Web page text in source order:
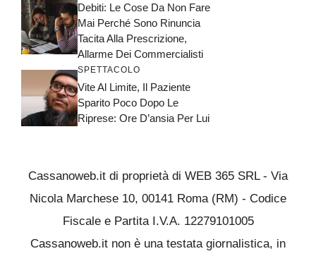
Debiti: Le Cose Da Non Fare
Mai Perché Sono Rinuncia
Tacita Alla Prescrizione,
Allarme Dei Commercialisti
SPETTACOLO
Vite Al Limite, Il Paziente
Sparito Poco Dopo Le
Riprese: Ore D’ansia Per Lui
Cassanoweb.it di proprietà di WEB 365 SRL - Via
Nicola Marchese 10, 00141 Roma (RM) - Codice
Fiscale e Partita I.V.A. 12279101005
Cassanoweb.it non è una testata giornalistica, in